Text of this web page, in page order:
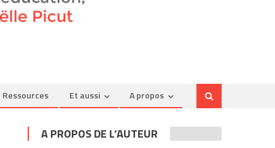
Ressources Et aussi A propos
A PROPOS DE L’AUTEUR